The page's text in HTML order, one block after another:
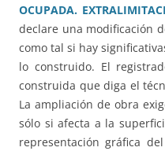
OCUPADA.
declare una modificación
como tal si hay
lo construido. El
construida que diga el
La ampliación de obra
sólo si afecta a la
representación gráfica